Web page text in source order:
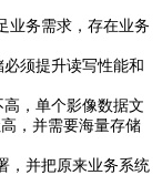
业务需求，存在业务
须提升读写性能和
，单个影像数据文
，并需要海量存储
，并把原来业务系统